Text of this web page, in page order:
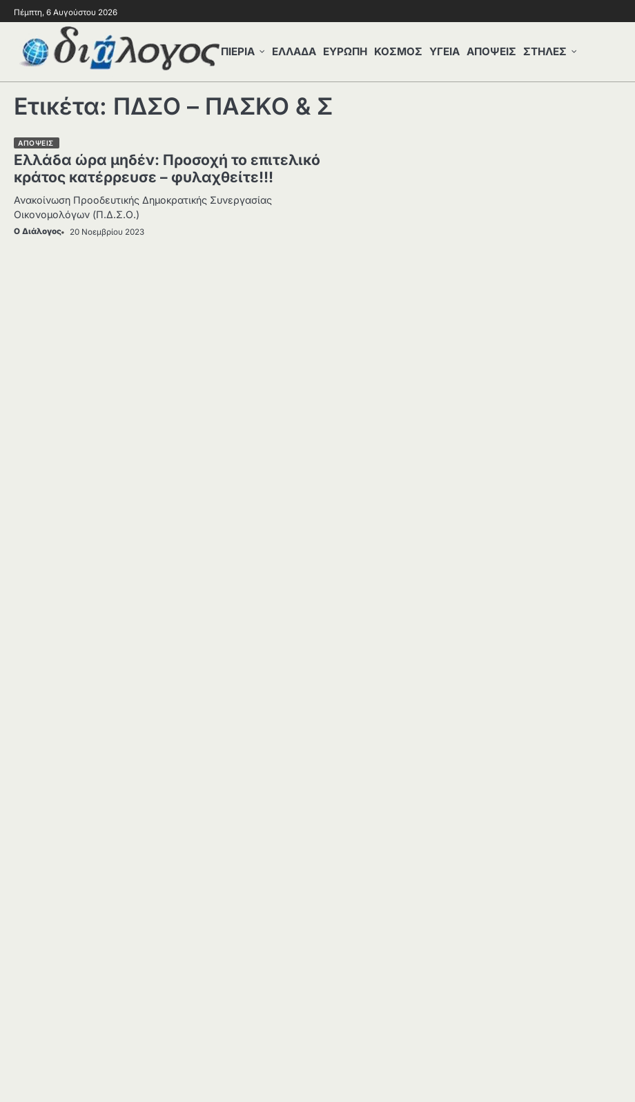
Πέμπτη, 6 Αυγούστου 2026
ΠΙΕΡΙΑ ΕΛΛΑΔΑ ΕΥΡΩΠΗ ΚΟΣΜΟΣ ΥΓΕΙΑ ΑΠΟΨΕΙΣ ΣΤΗΛΕΣ
Ετικέτα: ΠΔΣΟ – ΠΑΣΚΟ & Σ
ΑΠΟΨΕΙΣ
Ελλάδα ώρα μηδέν: Προσοχή το επιτελικό
κράτος κατέρρευσε – φυλαχθείτε!!!
Ανακοίνωση Προοδευτικής Δημοκρατικής Συνεργασίας
Οικονομολόγων (Π.Δ.Σ.Ο.)
Ο Διάλογος 20 Νοεμβρίου 2023